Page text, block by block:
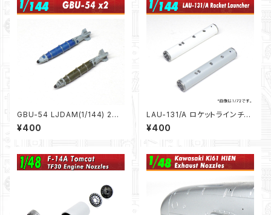
GBU-54 LJDAM(1/144) 2本
セット
¥400
LAU-131/A ロケットラインチャ
ー ２本セット(1/144)
¥400